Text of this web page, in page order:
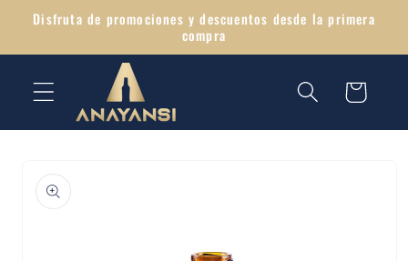
directamente
Disfruta de promociones y descuentos desde la primera
compra
Carrito
información